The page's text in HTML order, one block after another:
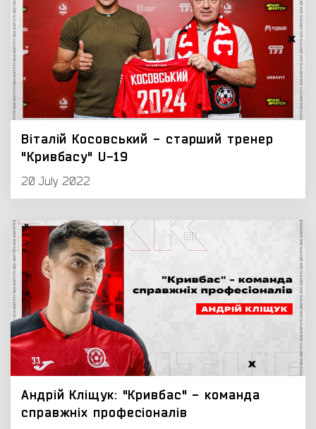
Віталій Косовський - старший тренер
"Кривбасу" U-19
20 July 2022
Андрій Кліщук: "Кривбас" - команда
справжніх професіоналів